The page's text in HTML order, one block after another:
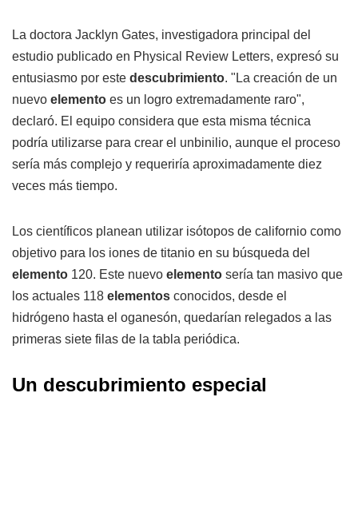
La doctora Jacklyn Gates, investigadora principal del
estudio publicado en Physical Review Letters, expresó su
entusiasmo por este descubrimiento. "La creación de un
nuevo elemento es un logro extremadamente raro",
declaró. El equipo considera que esta misma técnica
podría utilizarse para crear el unbinilio, aunque el proceso
sería más complejo y requeriría aproximadamente diez
veces más tiempo.
Los científicos planean utilizar isótopos de californio como
objetivo para los iones de titanio en su búsqueda del
elemento 120. Este nuevo elemento sería tan masivo que
los actuales 118 elementos conocidos, desde el
hidrógeno hasta el oganesón, quedarían relegados a las
primeras siete filas de la tabla periódica.
Un descubrimiento especial